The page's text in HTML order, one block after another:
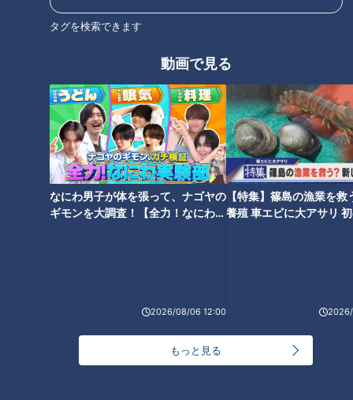
タグを検索できます
動画で見る
なにわ男子が体を張って、ナゴヤの
ギモンを大調査！【全力！なにわ実
2026/08/06 12:00
【特集】篠島の漁業を救
養殖 車エビに大アサリ
もっと見る
歯ブラシを濡らすと歯磨き粉の
薬も薄まる！？ 乾いた状態で磨
くのが正しい磨き方！？
口臭ケアにはグミが効果的！？
口臭予防ができるオススメ最新
グミをご紹介！
チ